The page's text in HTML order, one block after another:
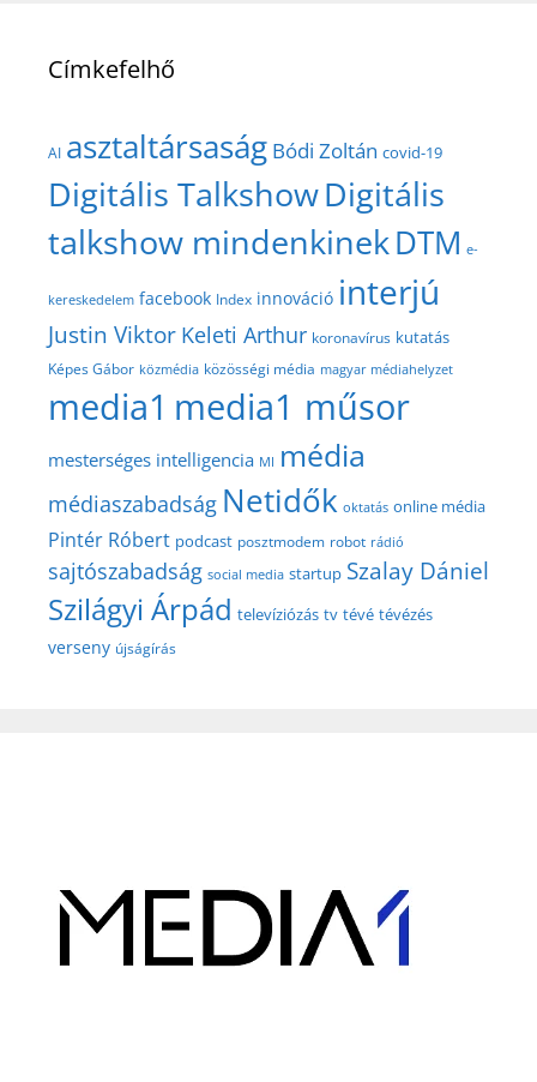
Címkefelhő
AI asztaltársaság Bódi Zoltán covid-19
Digitális TalkshowDigitális
talkshow mindenkinekDTM e-
kereskedelem facebook Index innováció interjú
Justin Viktor Keleti Arthur koronavírus kutatás
Képes Gábor közmédia közösségi média magyar médiahelyzet
media1 media1 műsor
mesterséges intelligencia MI média
médiaszabadság Netidők oktatás online média
Pintér Róbert podcast posztmodem robot rádió
sajtószabadság social media startup Szalay Dániel
Szilágyi Árpád televíziózás tv tévé tévézés
verseny újságírás